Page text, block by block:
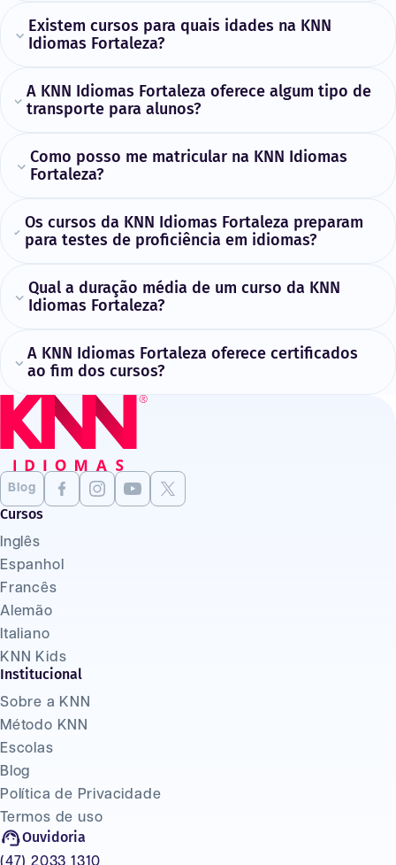
Existem cursos para quais idades na KNN
Idiomas Fortaleza?
A KNN Idiomas Fortaleza oferece algum tipo de
transporte para alunos?
Como posso me matricular na KNN Idiomas
Fortaleza?
Os cursos da KNN Idiomas Fortaleza preparam
para testes de proficiência em idiomas?
Qual a duração média de um curso da KNN
Idiomas Fortaleza?
A KNN Idiomas Fortaleza oferece certificados
ao fim dos cursos?
Blog
Cursos
Inglês
Espanhol
Francês
Alemão
Italiano
KNN Kids
Institucional
Sobre a KNN
Método KNN
Escolas
Blog
Política de Privacidade
Termos de uso
Ouvidoria
(47) 2033 1310